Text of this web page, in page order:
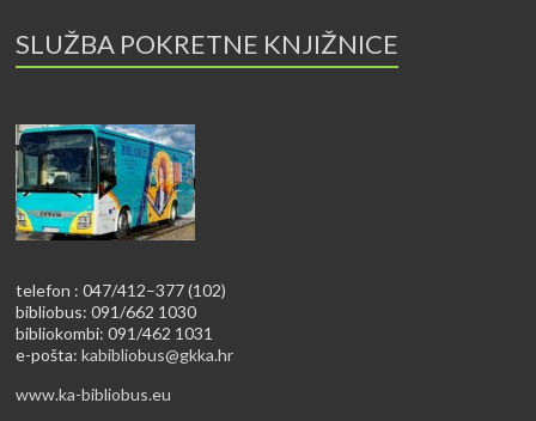
SLUŽBA POKRETNE KNJIŽNICE
telefon : 047/412–377 (102)
bibliobus: 091/662 1030
bibliokombi: 091/462 1031
e-pošta:kabibliobus@gkka.hr
www.ka-bibliobus.eu